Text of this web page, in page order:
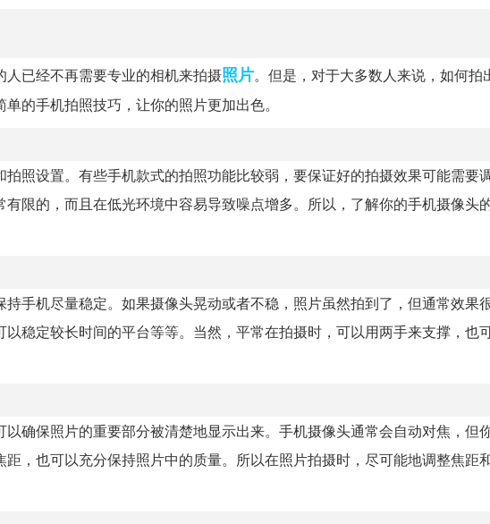
已经不再需要专业的相机来拍摄照片。但是，对于大多数人来说，如何拍
的手机拍照技巧，让你的照片更加出色。
照设置。有些手机款式的拍照功能比较弱，要保证好的拍摄效果可能需要
限的，而且在低光环境中容易导致噪点增多。所以，了解你的手机摄像头
手机尽量稳定。如果摄像头晃动或者不稳，照片虽然拍到了，但通常效果
稳定较长时间的平台等等。当然，平常在拍摄时，可以用两手来支撑，也
确保照片的重要部分被清楚地显示出来。手机摄像头通常会自动对焦，但
，也可以充分保持照片中的质量。所以在照片拍摄时，尽可能地调整焦距